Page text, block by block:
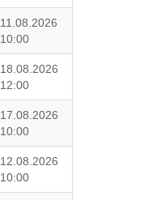
11.08.2026
10:00
18.08.2026
12:00
17.08.2026
10:00
12.08.2026
10:00